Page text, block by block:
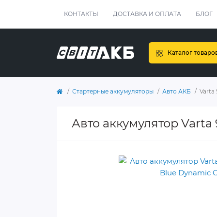
КОНТАКТЫ ДОСТАВКА И ОПЛАТА БЛОГ
Каталог
Стартерные аккумуляторы Авто АКБ Varta
Авто аккумулятор